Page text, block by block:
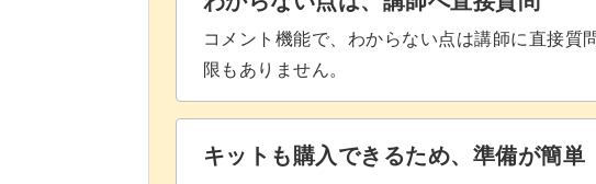
コメント機能で、わからない点は講師に直接質
限もありません。
キットも購入できるため、準備が簡単